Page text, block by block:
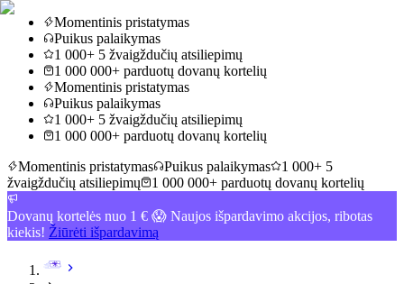
Momentinis pristatymas
Puikus palaikymas
1 000+ 5 žvaigždučių atsiliepimų
1 000 000+ parduotų dovanų kortelių
Momentinis pristatymas
Puikus palaikymas
1 000+ 5 žvaigždučių atsiliepimų
1 000 000+ parduotų dovanų kortelių
Momentinis pristatymas
Puikus palaikymas
1 000+ 5
žvaigždučių atsiliepimų
1 000 000+ parduotų dovanų kortelių
Dovanų kortelės nuo 1 € 😱 Naujos išpardavimo akcijos, ribotas
kiekis! Žiūrėti išpardavimą